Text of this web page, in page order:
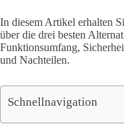
In diesem Artikel erhalten
über die drei besten
Funktionsumfang,
und Nachteilen.
Schnellnavigation